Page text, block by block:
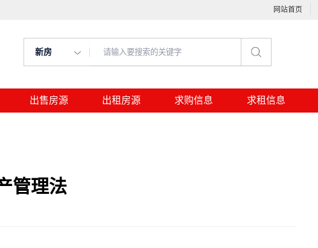
网站首页
新房
出售房源 出租房源 求购信息 求租信息
管理法